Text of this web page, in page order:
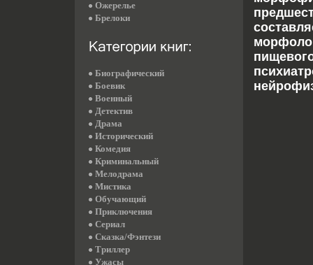
Ожерелье
Брелоки
Биографический
Боевик
Военный
Детектив
Драма
Исторический
Комедия
Криминальный
Мелодрама
Мистика
Обучающий
Приключения
Сериал
Сказка/Фэнтези
Триллер
Ужасы